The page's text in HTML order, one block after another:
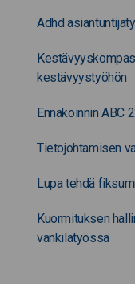
Adhd
kestävyystyöhön
Ennakoinnin ABC
Tietojohtamisen
Lupa tehdä
Kuormituksen
vankilatyössä